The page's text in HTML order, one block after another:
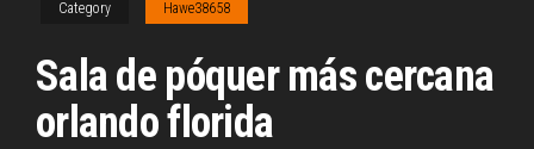
Category Hawe38658
Sala de póquer más cercana
orlando florida